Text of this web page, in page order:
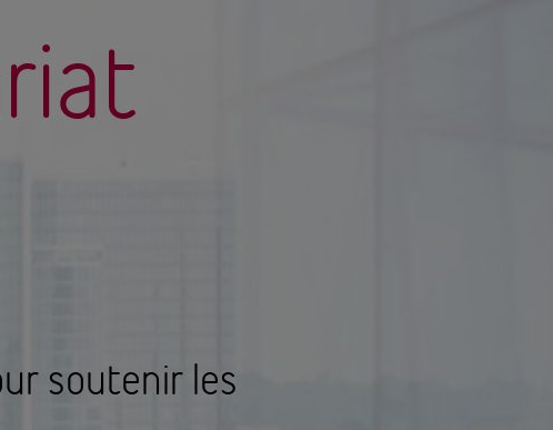
soutenir les